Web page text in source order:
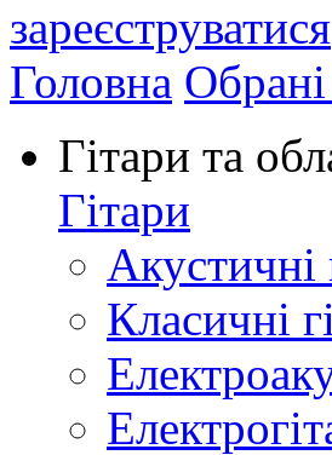
зареєструватися
Головна
Гітари та
Гітари
Акустичні
Класичні